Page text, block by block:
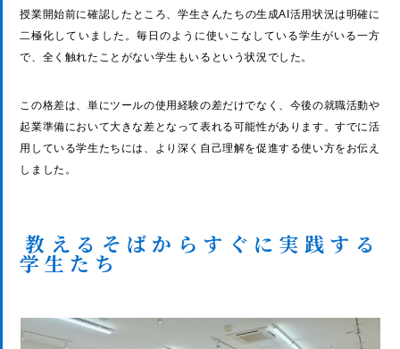
授業開始前に確認したところ、学生さんたちの生成AI活用状況は明確に
二極化していました。毎日のように使いこなしている学生がいる一方
で、全く触れたことがない学生もいるという状況でした。
この格差は、単にツールの使用経験の差だけでなく、今後の就職活動や
起業準備において大きな差となって表れる可能性があります。すでに活
用している学生たちには、より深く自己理解を促進する使い方をお伝え
しました。
教えるそばからすぐに実践する
学生たち